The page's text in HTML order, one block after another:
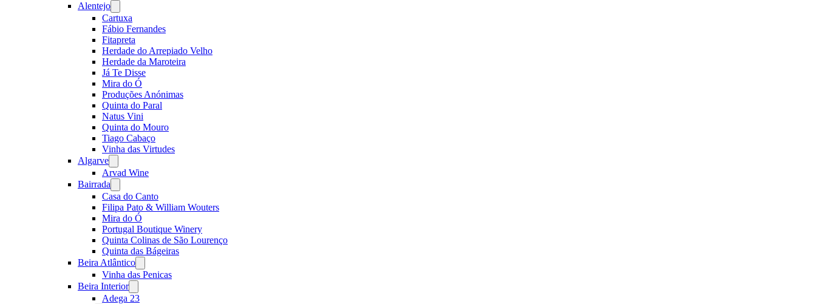
Alentejo
menu
Cartuxa
Fábio Fernandes
Fitapreta
Herdade do Arrepiado Velho
Herdade da Maroteira
Já Te Disse
Mira do Ó
Produções Anónimas
Quinta do Paral
Natus Vini
Quinta do Mouro
Tiago Cabaço
Vinha das Virtudes
Algarve
menu
Arvad Wine
Bairrada
menu
Casa do Canto
Filipa Pato & William Wouters
Mira do Ó
Portugal Boutique Winery
Quinta Colinas de São Lourenço
Quinta das Bágeiras
Beira Atlântico
menu
Vinha das Penicas
Beira Interior
menu
Adega 23